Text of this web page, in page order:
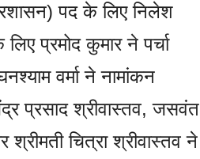
पद के लिए निलेश
प्रमोद कुमार ने पर्चा
वर्मा ने नामांकन
प्रसाद श्रीवास्तव, जसवंत
श्रीमती चित्रा श्रीवास्तव ने